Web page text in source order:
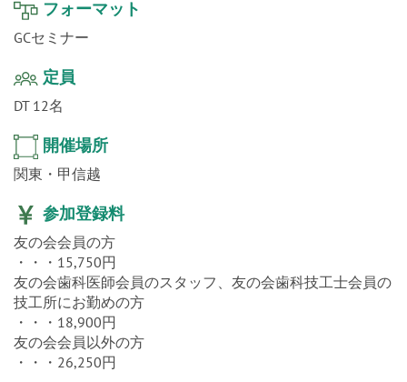
フォーマット
GCセミナー
定員
DT 12名
開催場所
関東・甲信越
参加登録料
友の会会員の方
・・・15,750円
友の会歯科医師会員のスタッフ、友の会歯科技工士会員の
技工所にお勤めの方
・・・18,900円
友の会会員以外の方
・・・26,250円